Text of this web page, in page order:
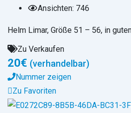
Ansichten: 746
Helm Limar, Größe 51 – 56, in
Zu Verkaufen
20€ (verhandelbar)
Nummer zeigen
Zu Favoriten